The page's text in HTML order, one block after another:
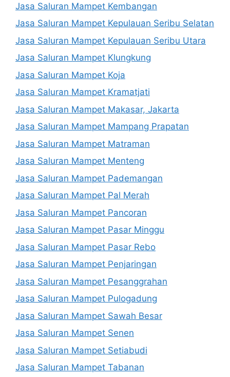
Jasa Saluran Mampet Kembangan
Jasa Saluran Mampet Kepulauan Seribu Selatan
Jasa Saluran Mampet Kepulauan Seribu Utara
Jasa Saluran Mampet Klungkung
Jasa Saluran Mampet Koja
Jasa Saluran Mampet Kramatjati
Jasa Saluran Mampet Makasar, Jakarta
Jasa Saluran Mampet Mampang Prapatan
Jasa Saluran Mampet Matraman
Jasa Saluran Mampet Menteng
Jasa Saluran Mampet Pademangan
Jasa Saluran Mampet Pal Merah
Jasa Saluran Mampet Pancoran
Jasa Saluran Mampet Pasar Minggu
Jasa Saluran Mampet Pasar Rebo
Jasa Saluran Mampet Penjaringan
Jasa Saluran Mampet Pesanggrahan
Jasa Saluran Mampet Pulogadung
Jasa Saluran Mampet Sawah Besar
Jasa Saluran Mampet Senen
Jasa Saluran Mampet Setiabudi
Jasa Saluran Mampet Tabanan